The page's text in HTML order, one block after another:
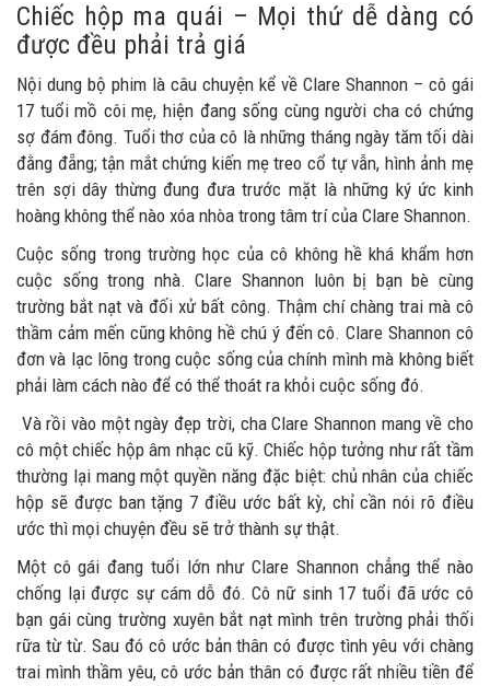
Chiếc hộp ma quái – Mọi thứ dễ dàng có
được đều phải trả giá
Nội dung bộ phim là câu chuyện kể về Clare Shannon – cô gái
17 tuổi mồ côi mẹ, hiện đang sống cùng người cha có chứng
sợ đám đông. Tuổi thơ của cô là những tháng ngày tăm tối dài
đằng đẵng; tận mắt chứng kiến mẹ treo cổ tự vẫn, hình ảnh mẹ
trên sợi dây thừng đung đưa trước mặt là những ký ức kinh
hoàng không thể nào xóa nhòa trong tâm trí của Clare Shannon.
Cuộc sống trong trường học của cô không hề khá khẩm hơn
cuộc sống trong nhà. Clare Shannon luôn bị bạn bè cùng
trường bắt nạt và đối xử bất công. Thậm chí chàng trai mà cô
thầm cảm mến cũng không hề chú ý đến cô. Clare Shannon cô
đơn và lạc lõng trong cuộc sống của chính mình mà không biết
phải làm cách nào để có thể thoát ra khỏi cuộc sống đó.
Và rồi vào một ngày đẹp trời, cha Clare Shannon mang về cho
cô một chiếc hộp âm nhạc cũ kỹ. Chiếc hộp tưởng như rất tầm
thường lại mang một quyền năng đặc biệt: chủ nhân của chiếc
hộp sẽ được ban tặng 7 điều ước bất kỳ, chỉ cần nói rõ điều
ước thì mọi chuyện đều sẽ trở thành sự thật.
Một cô gái đang tuổi lớn như Clare Shannon chẳng thể nào
chống lại được sự cám dỗ đó. Cô nữ sinh 17 tuổi đã ước cô
bạn gái cùng trường xuyên bắt nạt mình trên trường phải thối
rữa từ từ. Sau đó cô ước bản thân có được tình yêu với chàng
trai mình thầm yêu, cô ước bản thân có được rất nhiều tiền để